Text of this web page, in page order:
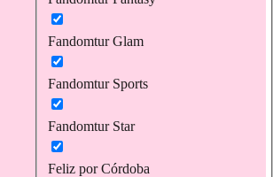
Fandomtur Glam
Fandomtur Sports
Fandomtur Star
Feliz por Córdoba